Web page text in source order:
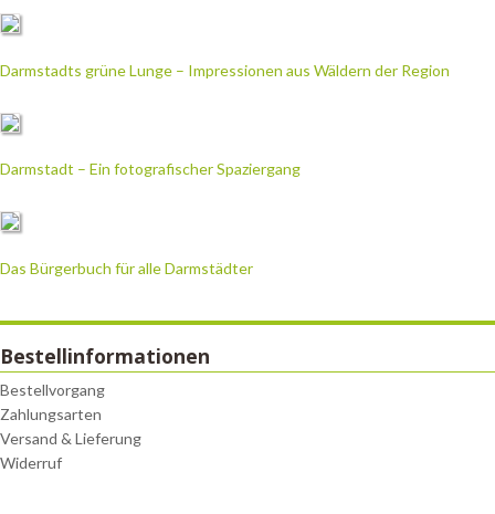
Darmstadts grüne Lunge – Impressionen aus Wäldern der Region
Darmstadt – Ein fotografischer Spaziergang
Das Bürgerbuch für alle Darmstädter
Bestellinformationen
Bestellvorgang
Zahlungsarten
Versand & Lieferung
Widerruf